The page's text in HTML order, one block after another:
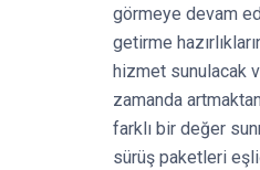
görmeye devam
getirme
hizmet sunulacak
zamanda
farklı bir değer
sürüş paketleri